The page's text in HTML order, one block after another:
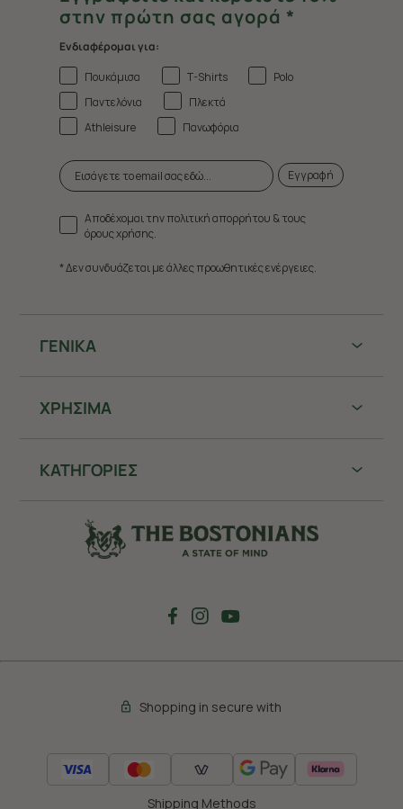
ΓΕΝΙΚΑ
ΧΡHΣΙΜΑ
ΚΑΤΗΓΟΡΙΕΣ
στην πρώτη σας αγορά *
Ενδιαφέρομαι για:
Πουκάμισα
T-Shirts
Polo
Παντελόνια
Πλεκτά
Athleisure
Πανωφόρια
Εγγραφή
Αποδέχομαι την πολιτική απορρήτου & τους
όρους χρήσης.
* Δεν συνδυάζεται με άλλες προωθητικές ενέργειες.
Shopping in secure with
Shipping Methods